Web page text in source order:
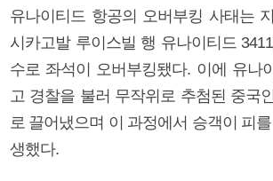
유나이티드 항공의 오버부킹 사태는
시카고발 루이스빌 행 유나이티드
수로 좌석이 오버부킹됐다. 이에 유나
고 경찰을 불러 무작위로 추첨된 중국
로 끌어냈으며 이 과정에서 승객이 피
생했다.